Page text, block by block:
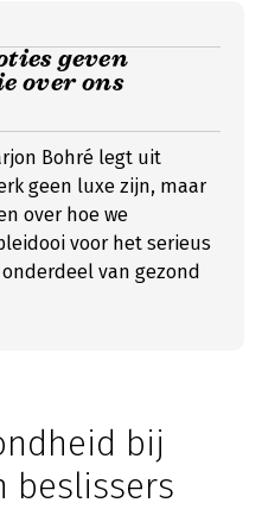
geven
over ons
Bohré legt uit
geen luxe zijn, maar
over hoe we
voor het serieus
van gezond
bij
beslissers